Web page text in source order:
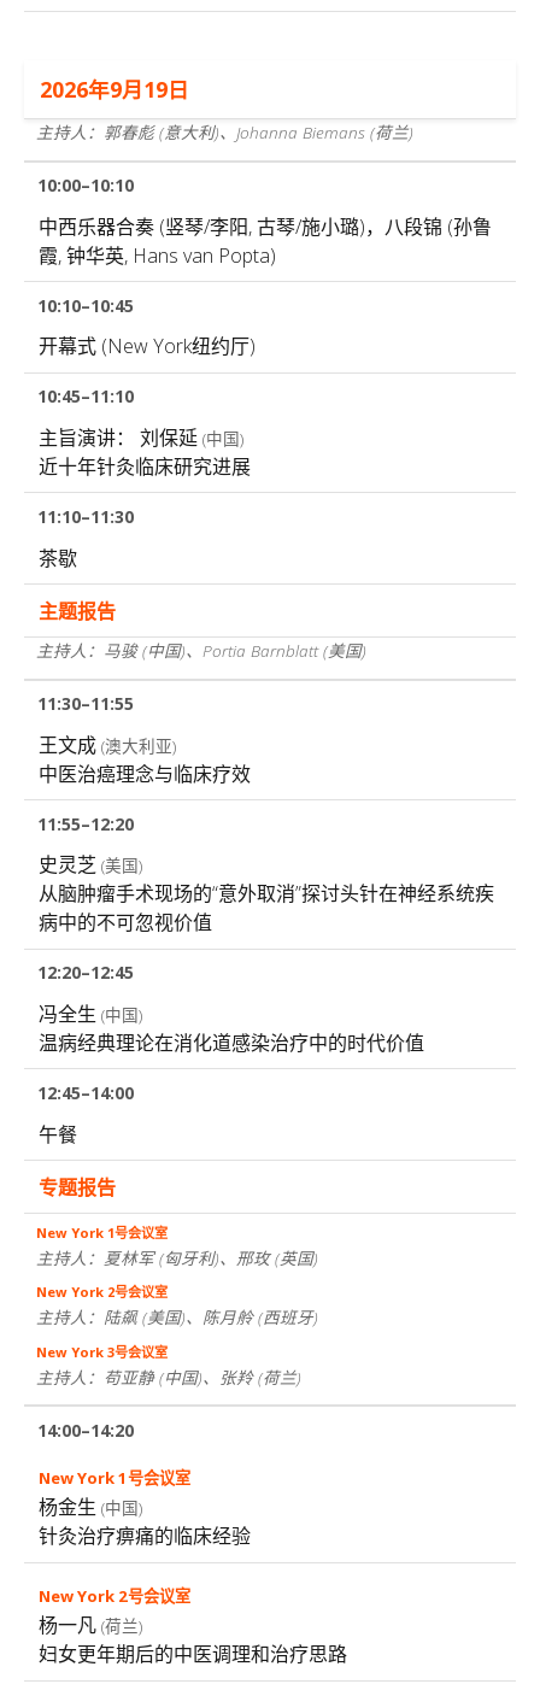
2026年9月19日
主持人：郭春彪(意大利)、Johanna Biemans(荷兰)
10:00–10:10
中西乐器合奏 (竖琴/李阳, 古琴/施小璐)，八段锦 (孙鲁
霞, 钟华英, Hans van Popta)
10:10–10:45
开幕式 (New York纽约厅)
10:45–11:10
主旨演讲： 刘保延 (中国)
近十年针灸临床研究进展
11:10–11:30
茶歇
主题报告
主持人：马骏(中国)、Portia Barnblatt(美国)
11:30–11:55
王文成 (澳大利亚)
中医治癌理念与临床疗效
11:55–12:20
史灵芝 (美国)
从脑肿瘤手术现场的“意外取消”探讨头针在神经系统疾
病中的不可忽视价值
12:20–12:45
冯全生 (中国)
温病经典理论在消化道感染治疗中的时代价值
12:45–14:00
午餐
专题报告
主持人：夏林军(匈牙利)、邢玫(英国)
主持人：陆飙(美国)、陈月舲(西班牙)
主持人：苟亚静(中国)、张羚(荷兰)
14:00–14:20
杨金生 (中国)
针灸治疗痹痛的临床经验
杨一凡 (荷兰)
妇女更年期后的中医调理和治疗思路